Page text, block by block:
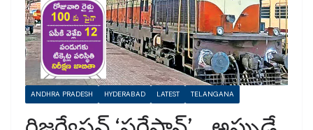
ANDHRA PRADESH HYDERABAD LATEST TELANGANA